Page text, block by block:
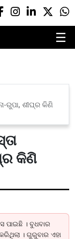
☰
ରୁପା, ଶୀଘ୍ର କିଣି
କିଣି
ପାଇଛି । ବୁଧବାର
। ଗୁରୁବାର ଏହା